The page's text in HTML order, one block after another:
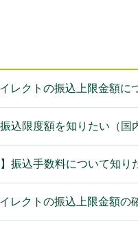
レクトの振込上限金額に
込限度額を知りたい（国
振込手数料について知り
レクトの振込上限金額の